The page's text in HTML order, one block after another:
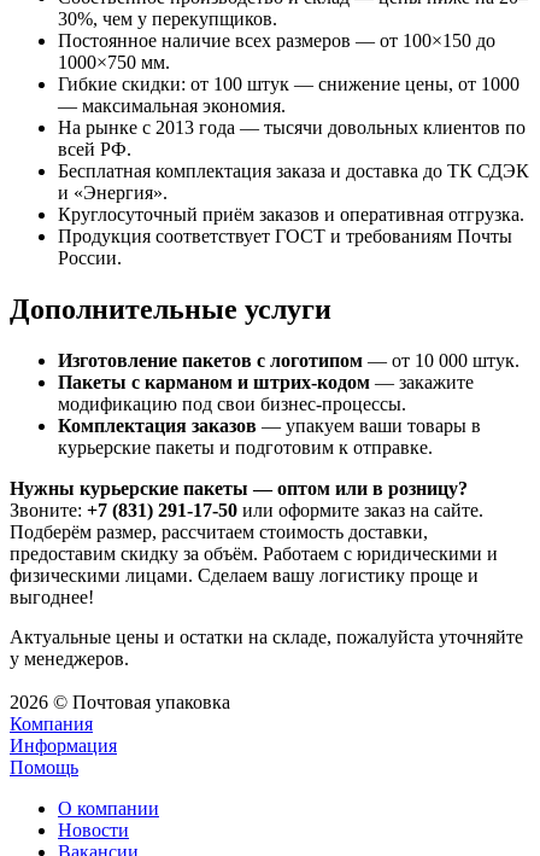
30%, чем у перекупщиков.
Постоянное наличие всех размеров — от 100×150 до
1000×750 мм.
Гибкие скидки: от 100 штук — снижение цены, от 1000
— максимальная экономия.
На рынке с 2013 года — тысячи довольных клиентов по
всей РФ.
Бесплатная комплектация заказа и доставка до ТК СДЭК
и «Энергия».
Круглосуточный приём заказов и оперативная отгрузка.
Продукция соответствует ГОСТ и требованиям Почты
России.
Дополнительные услуги
Изготовление пакетов с логотипом — от 10 000 штук.
Пакеты с карманом и штрих-кодом — закажите
модификацию под свои бизнес-процессы.
Комплектация заказов — упакуем ваши товары в
курьерские пакеты и подготовим к отправке.
Нужны курьерские пакеты — оптом или в розницу?
Звоните: +7 (831) 291-17-50 или оформите заказ на сайте.
Подберём размер, рассчитаем стоимость доставки,
предоставим скидку за объём. Работаем с юридическими и
физическими лицами. Сделаем вашу логистику проще и
выгоднее!
Актуальные цены и остатки на складе, пожалуйста уточняйте
у менеджеров.
2026 © Почтовая упаковка
Компания
Информация
Помощь
О компании
Новости
Вакансии